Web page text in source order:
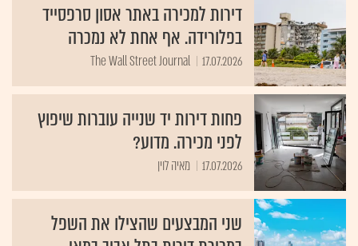
דירות למכירה באתר אסון סרפסייד
בפלורידה. אף אחת לא נמכרה
17.07.2026
The Wall Street Journal
פחות דירות יד שנייה עוברות שיפוץ
לפני מכירה. מדוע?
17.07.2026 מאיה לוין
שני המבצעים שהצילו את השפל